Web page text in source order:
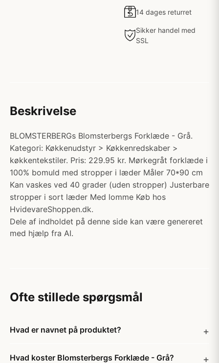
14 dages returret
Sikker handel med
SSL
Beskrivelse
BLOMSTERBERGs Blomsterbergs Forklæde - Grå.
Kategori: Køkkenudstyr > Køkkenredskaber >
køkkentekstiler. Pris: 229.95 kr. Mørkegråt forklæde i
100% bomuld med stropper i læder Måler 70*90 cm
Kan vaskes ved 40 grader (uden stropper) Justerbare
stropper i sort læder Med lomme Køb hos
HvidevareShoppen.dk.
Dele af indholdet på denne side kan være genereret
med hjælp fra AI.
Ofte stillede spørgsmål
Hvad er navnet på produktet?
Hvad koster Blomsterbergs Forklæde - Grå?